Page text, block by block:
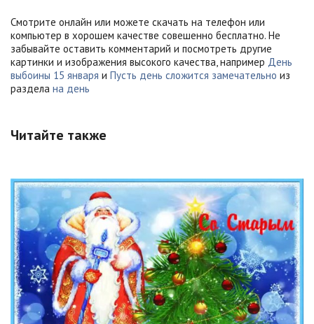
Смотрите онлайн или можете скачать на телефон или
компьютер в хорошем качестве совешенно бесплатно. Не
забывайте оставить комментарий и посмотреть другие
картинки и изображения высокого качества, например День
выбоины 15 января и Пусть день сложится замечательно из
раздела на день
Читайте также